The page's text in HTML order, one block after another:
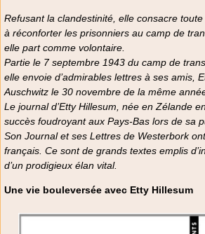
Refusant la clandestinité, elle consacre
à réconforter les prisonniers au camp de
elle part comme volontaire.
Partie le 7 septembre 1943 du camp de
elle envoie d’admirables lettres à ses amis,
Auschwitz le 30 novembre de la même
Le journal d’Etty Hillesum, née en Zélande
succès foudroyant aux Pays-Bas lors de sa
Son Journal et ses Lettres de Westerbork
français. Ce sont de grands textes emplis
d’un prodigieux élan vital.
Une vie bouleversée avec Etty Hillesum